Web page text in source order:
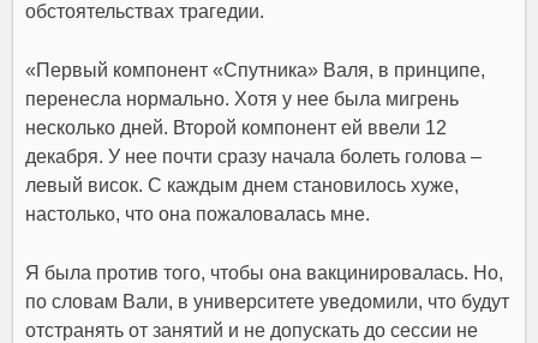
обстоятельствах трагедии.
« Первый компонент «Спутника» Валя, в принципе,
перенесла нормально. Хотя у нее была мигрень
несколько дней. Второй компонент ей ввели 12
декабря. У нее почти сразу начала болеть голова –
левый висок. С каждым днем становилось хуже,
настолько, что она пожаловалась мне.
Я была против того, чтобы она вакцинировалась. Но,
по словам Вали, в университете уведомили, что будут
отстранять от занятий и не допускать до сессии не